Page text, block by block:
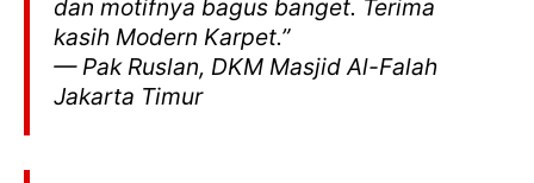
dan motifnya bagus banget. Terima
kasih Modern Karpet.”
— Pak Ruslan, DKM Masjid Al-Falah
Jakarta Timur